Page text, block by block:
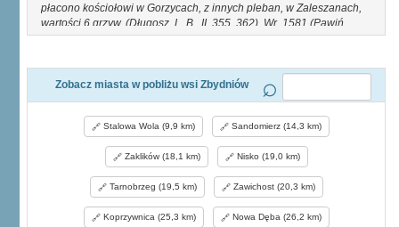
płacono kościołowi w Gorzycach, z innych pleban, w Zaleszanach,
wartości 6 grzyw. (Długosz, L. B., II, 355, 362). Wr. 1581 (Pawiń.,
Małop., 197) Z. był wsią królewską i miał 14 kmieci, 37* łana, 4
łan sołtysi. Z. graniczy na płn. z Bejdechowem i Majdanem
Zbydniowskim, na wsch. z wólką Tuzebską, na płd. z Kotową Wolą a
na zach, z Zaleszanami.
Zobacz miasta w pobliżu wsi Zbydniów
Stalowa Wola (9,9 km) Sandomierz (14,3 km)
Zaklików (18,1 km) Nisko (19,0 km)
Tarnobrzeg (19,5 km) Zawichost (20,3 km)
Koprzywnica (25,3 km) Nowa Dęba (26,2 km)